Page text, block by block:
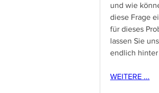
und wie
diese Frage
für dieses
lassen Sie
endlich hinter
WEITERE ...